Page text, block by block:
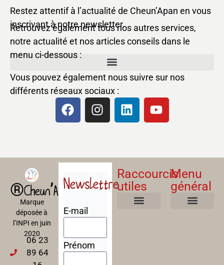
Restez attentif à l’actualité de Cheun’Apan en vous
inscrivant à notre newsletter.
Retrouvez également tous nos autres services,
notre actualité et nos articles conseils dans le
menu ci-dessous :
Vous pouvez également nous suivre sur nos
différents réseaux sociaux :
®Cheun’Apan
Marque
déposée à
l’INPI en juin
2020
06 23
89 64
Newslettre
E-mail
Prénom
Raccourcis
utiles
Menu
général